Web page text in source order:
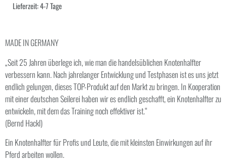
Lieferzeit:4-7 Tage
MADE IN GERMANY
„Seit 25 Jahren überlege ich, wie man die handelsüblichen Knotenhalfter
verbessern kann. Nach jahrelanger Entwicklung und Testphasen ist es uns jetzt
endlich gelungen, dieses TOP-Produkt auf den Markt zu bringen. In Kooperation
mit einer deutschen Seilerei haben wir es endlich geschafft, ein Knotenhalfter zu
entwickeln, mit dem das Training noch effektiver ist.“
(Bernd Hackl)
Ein Knotenhalfter für Profis und Leute, die mit kleinsten Einwirkungen auf ihr
Pferd arbeiten wollen.